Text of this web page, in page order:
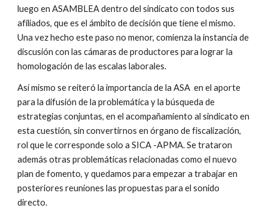
luego en ASAMBLEA dentro del sindicato con todos sus
afiliados, que es el ámbito de decisión que tiene el mismo.
Una vez hecho este paso no menor, comienza la instancia de
discusión con las cámaras de productores para lograr la
homologación de las escalas laborales.
Así mismo se reiteró la importancia de la ASA en el aporte
para la difusión de la problemática y la búsqueda de
estrategias conjuntas, en el acompañamiento al sindicato en
esta cuestión, sin convertirnos en órgano de fiscalización,
rol que le corresponde solo a SICA -APMA. Se trataron
además otras problemáticas relacionadas como el nuevo
plan de fomento, y quedamos para empezar a trabajar en
posteriores reuniones las propuestas para el sonido
directo.